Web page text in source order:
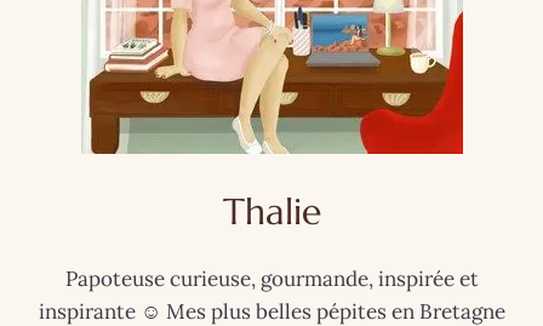
Thalie
Papoteuse curieuse, gourmande, inspirée et
inspirante ☺️ Mes plus belles pépites en Bretagne